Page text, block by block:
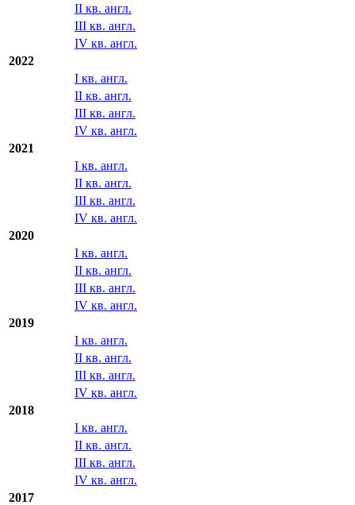
II кв. англ.
III кв. англ.
IV кв. англ.
2022
I кв. англ.
II кв. англ.
III кв. англ.
IV кв. англ.
2021
I кв. англ.
II кв. англ.
III кв. англ.
IV кв. англ.
2020
I кв. англ.
II кв. англ.
III кв. англ.
IV кв. англ.
2019
I кв. англ.
II кв. англ.
III кв. англ.
IV кв. англ.
2018
I кв. англ.
II кв. англ.
III кв. англ.
IV кв. англ.
2017